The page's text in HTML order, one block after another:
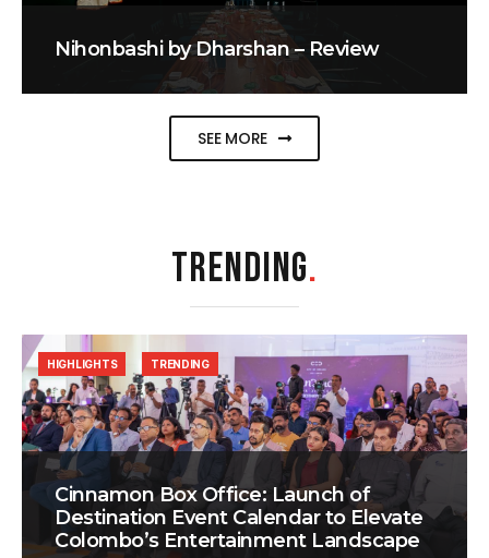
Nihonbashi by Dharshan – Review
SEE MORE
TRENDING.
Cinnamon Box Office: Launch of
Destination Event Calendar to Elevate
Colombo’s Entertainment Landscape
HIGHLIGHTS TRENDING